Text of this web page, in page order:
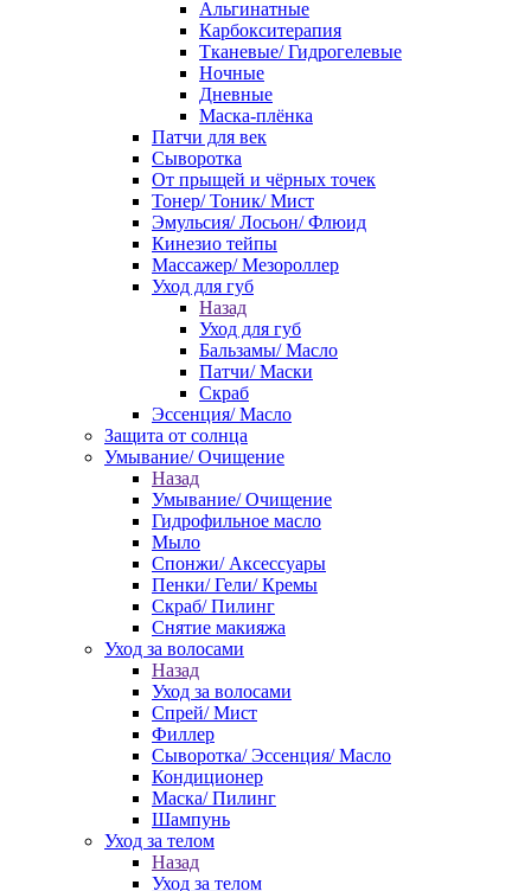
Альгинатные
Карбокситерапия
Тканевые/ Гидрогелевые
Ночные
Дневные
Маска-плёнка
Патчи для век
Сыворотка
От прыщей и чёрных точек
Тонер/ Тоник/ Мист
Эмульсия/ Лосьон/ Флюид
Кинезио тейпы
Массажер/ Мезороллер
Уход для губ
Назад
Уход для губ
Бальзамы/ Масло
Патчи/ Маски
Скраб
Эссенция/ Масло
Защита от солнца
Умывание/ Очищение
Назад
Умывание/ Очищение
Гидрофильное масло
Мыло
Спонжи/ Аксессуары
Пенки/ Гели/ Кремы
Скраб/ Пилинг
Снятие макияжа
Уход за волосами
Назад
Уход за волосами
Спрей/ Мист
Филлер
Сыворотка/ Эссенция/ Масло
Кондиционер
Маска/ Пилинг
Шампунь
Уход за телом
Назад
Уход за телом